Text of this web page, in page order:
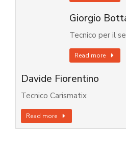
Giorgio
Tecnico per il
Read more
Davide Fiorentino
Tecnico Carismatix
Read more